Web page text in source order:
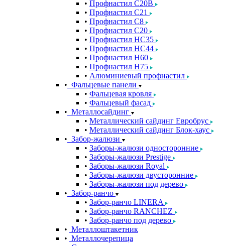
Профнастил С20B
Профнастил С21
Профнастил С8
Профнастил С20
Профнастил НС35
Профнастил НС44
Профнастил Н60
Профнастил Н75
Алюминиевый профнастил
Фальцевые панели
Фальцевая кровля
Фальцевый фасад
Металлосайдинг
Металлический сайдинг Евробрус
Металлический сайдинг Блок-хаус
Забор-жалюзи
Заборы-жалюзи односторонние
Заборы-жалюзи Prestige
Заборы-жалюзи Royal
Заборы-жалюзи двусторонние
Заборы-жалюзи под дерево
Забор-ранчо
Забор-ранчо LINERA
Забор-ранчо RANCHEZ
Забор-ранчо под дерево
Металлоштакетник
Металлочерепица